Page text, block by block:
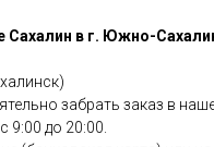
Сахалин в г. Южно-
забрать заказ в
9:00 до 20:00.